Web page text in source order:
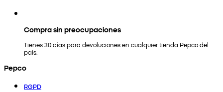
Compra sin preocupaciones
Tienes 30 días para devoluciones en cualquier tienda Pepco del
país.
Pepco
RGPD